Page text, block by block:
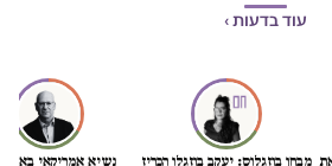
עוד בדעות ›
מבחן בוזגלוס: יעקב בוזגלו הכריז
נשיא אמריקאי באמת